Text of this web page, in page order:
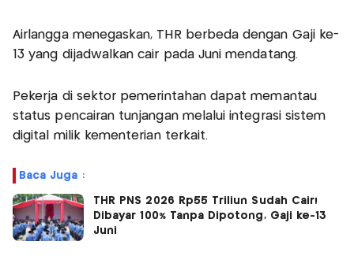
Airlangga menegaskan, THR berbeda dengan Gaji ke-
13 yang dijadwalkan cair pada Juni mendatang.
Pekerja di sektor pemerintahan dapat memantau
status pencairan tunjangan melalui integrasi sistem
digital milik kementerian terkait.
Baca Juga :
THR PNS 2026 Rp55 Triliun Sudah Cair!
Dibayar 100% Tanpa Dipotong, Gaji ke-13
Juni